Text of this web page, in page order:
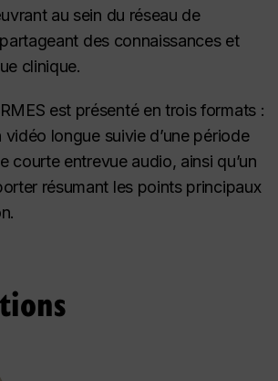
au sein du réseau de
des connaissances et
clinique.
est présenté en trois formats :
longue suivie d’une période
courte entrevue audio, ainsi qu’un
résumant les points principaux